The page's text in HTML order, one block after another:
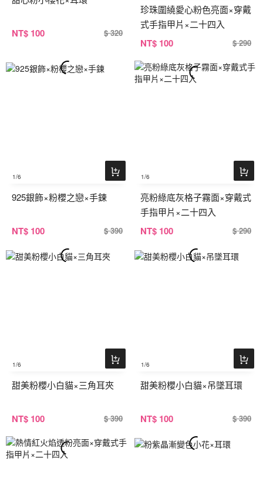
NT$ 100 $ 320
珍珠圍繞愛心粉色亮面×穿戴
式手指甲片×二十四入
NT$ 100 $ 290
1/6
925銀飾×粉櫻之戀×手鍊
NT$ 100 $ 390
1/6
亮粉綠底灰格子霧面×穿戴式
手指甲片×二十四入
NT$ 100 $ 290
1/6
甜美粉櫻小白貓×三角耳夾
NT$ 100 $ 390
1/6
甜美粉櫻小白貓×吊墜耳環
NT$ 100 $ 390